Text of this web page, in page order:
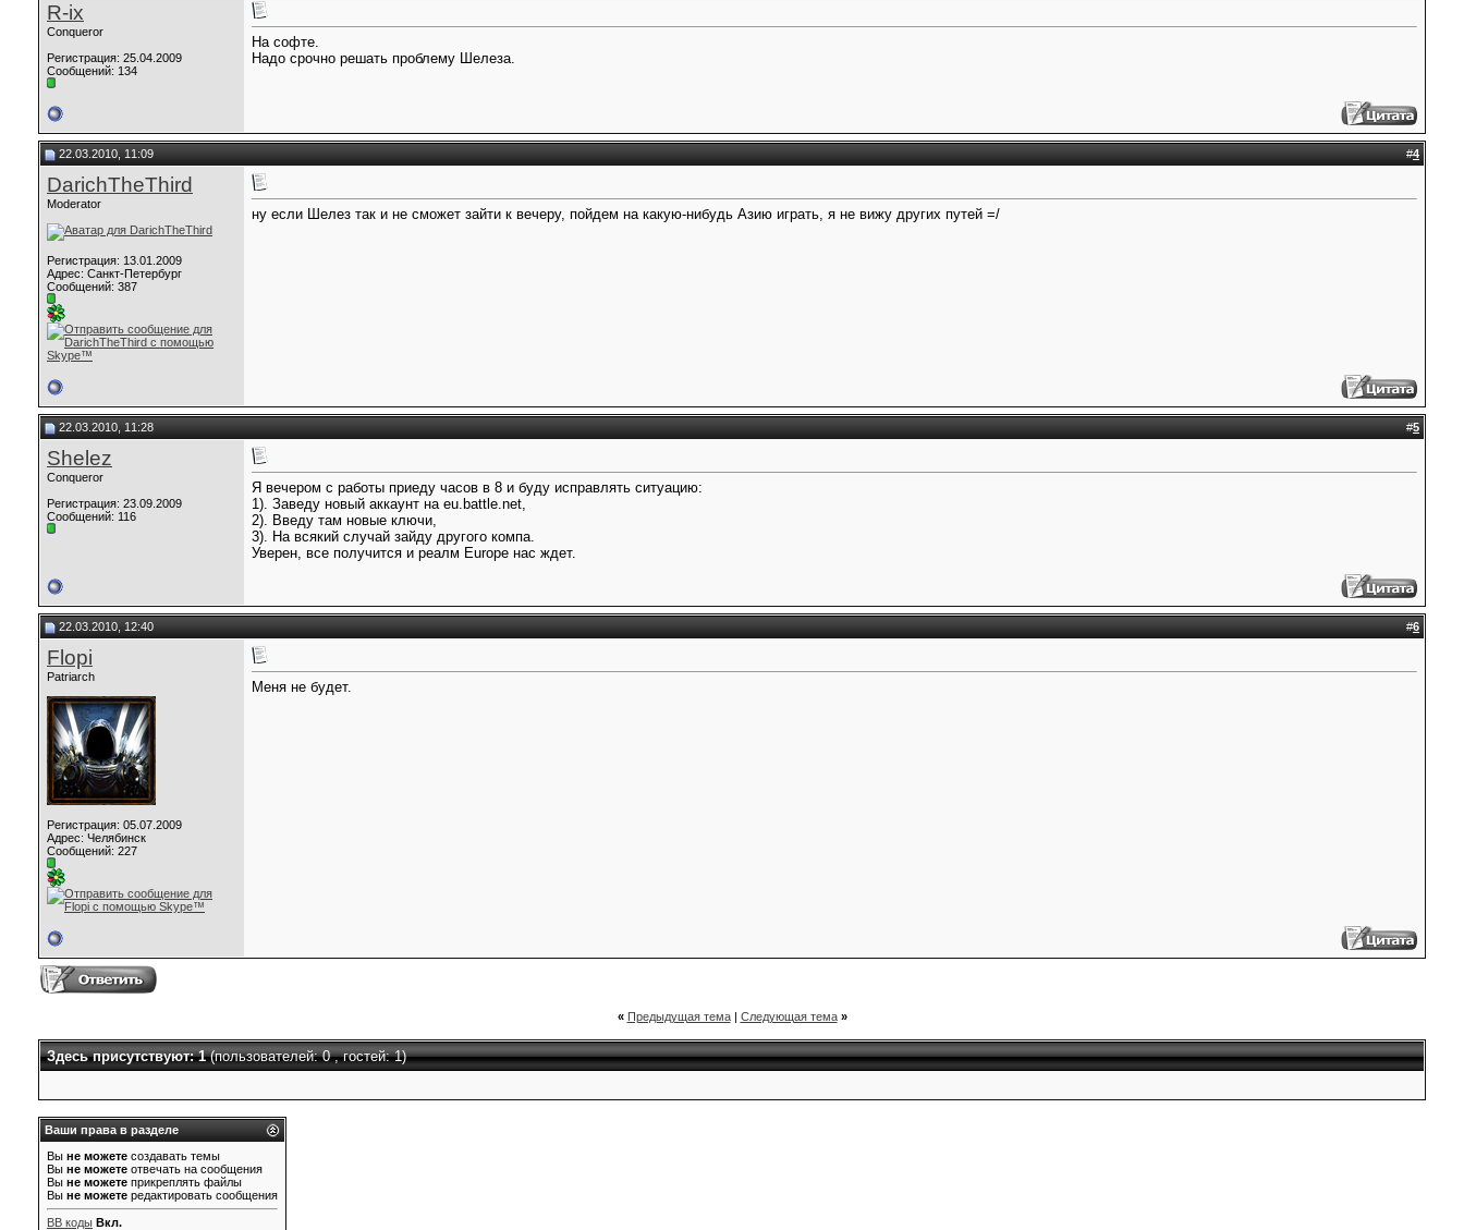
R-ix
Conqueror
Регистрация: 25.04.2009
Сообщений: 134
На софте.
Надо срочно решать проблему Шелеза.
22.03.2010, 11:09 #4
DarichTheThird
Moderator
Регистрация: 13.01.2009
Адрес: Санкт-Петербург
Сообщений: 387
ну если Шелез так и не сможет зайти к вечеру, пойдем на какую-нибудь Азию играть, я не вижу других путей =/
22.03.2010, 11:28 #5
Shelez
Conqueror
Регистрация: 23.09.2009
Сообщений: 116
Я вечером с работы приеду часов в 8 и буду исправлять ситуацию:
1). Заведу новый аккаунт на eu.battle.net,
2). Введу там новые ключи,
3). На всякий случай зайду другого компа.
Уверен, все получится и реалм Europe нас ждет.
22.03.2010, 12:40 #6
Flopi
Patriarch
Регистрация: 05.07.2009
Адрес: Челябинск
Сообщений: 227
Меня не будет.
« Предыдущая тема| Следующая тема »
Здесь присутствуют: 1(пользователей: 0 , гостей: 1)
Ваши права в разделе
Вы не можете создавать темы
Вы не можете отвечать на сообщения
Вы не можете прикреплять файлы
Вы не можете редактировать сообщения
BB коды Вкл.